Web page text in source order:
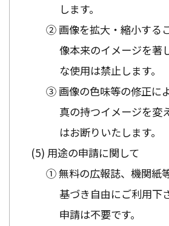
します。
② 画像を拡大・縮小する
像本来のイメージを著
な使用は禁止します。
③ 画像の色味等の修正に
真の持つイメージを変
はお断りいたします。
用途の申請に関して
① 無料の広報誌、機関紙
基づき自由にご利用下
申請は不要です。